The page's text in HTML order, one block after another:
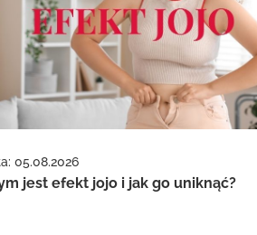
05.08.2026
jest efekt jojo i jak go uniknąć?